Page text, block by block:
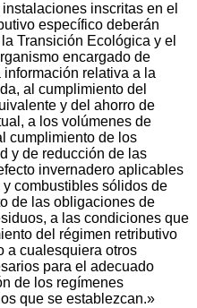
inscritas en el
específico deberán
Transición Ecológica y el
encargado de
relativa a la
al cumplimiento del
y del ahorro de
a los volúmenes de
cumplimiento de los
y de reducción de las
invernadero aplicables
combustibles sólidos de
de las obligaciones de
a las condiciones que
del régimen retributivo
a cualesquiera otros
para el adecuado
de los regímenes
que se establezcan.»